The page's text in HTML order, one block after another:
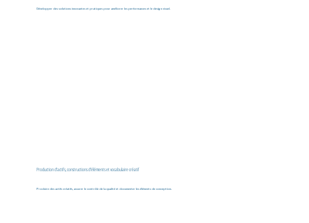
Développer des solutions innovantes et pratiques pour améliorer les performances et le design visuel.
Production d'actifs, constructions d'éléments et vocabulaire créatif
Produire des actifs créatifs, assurer le contrôle de la qualité et documenter les éléments de conception.